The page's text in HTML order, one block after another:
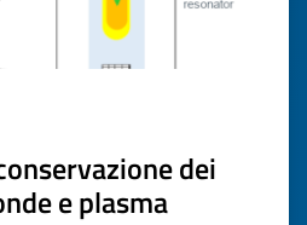
dei
e plasma